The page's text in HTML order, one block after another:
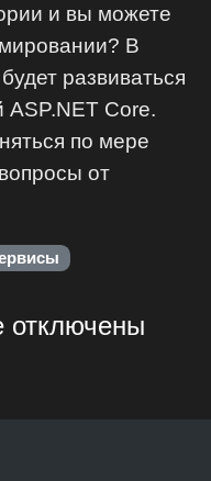
и вы можете
В
развиваться
Core.
по мере
от
отключены